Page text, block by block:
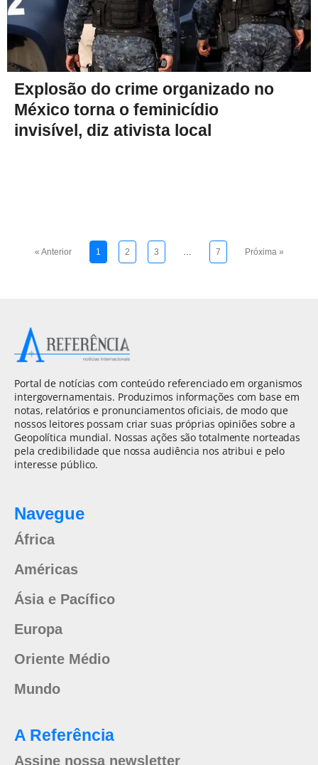
Explosão do crime organizado no
México torna o feminicídio
invisível, diz ativista local
« Anterior 1 2 3 7 Próxima »
Portal de notícias com conteúdo referenciado em organismos
intergovernamentais. Produzimos informações com base em
notas, relatórios e pronunciamentos oficiais, de modo que
nossos leitores possam criar suas próprias opiniões sobre a
Geopolítica mundial. Nossas ações são totalmente norteadas
pela credibilidade que nossa audiência nos atribui e pelo
interesse público.
Navegue
África
Américas
Ásia e Pacífico
Europa
Oriente Médio
Mundo
A Referência
Assine nossa newsletter